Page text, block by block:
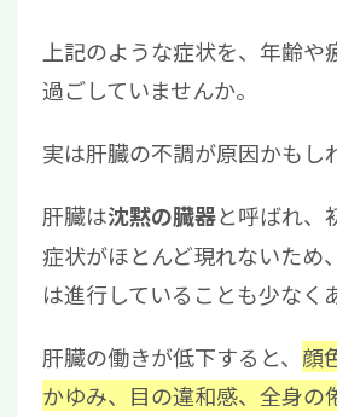
上記のような症状を、年齢や
過ごしていませんか。
実は肝臓の不調が原因かもし
肝臓は沈黙の臓器と呼ばれ、
症状がほとんど現れないため
は進行していることも少なく
肝臓の働きが低下すると、 顔
かゆみ、目の違和感、全身の